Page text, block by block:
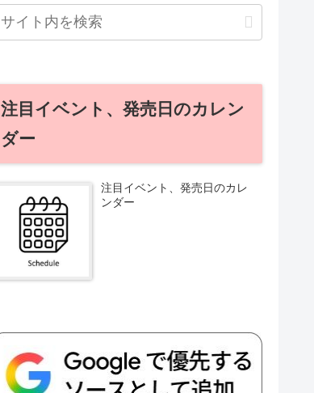
注目イベント、発売日のカレン
ダー
注目イベント、発売日のカレ
ンダー